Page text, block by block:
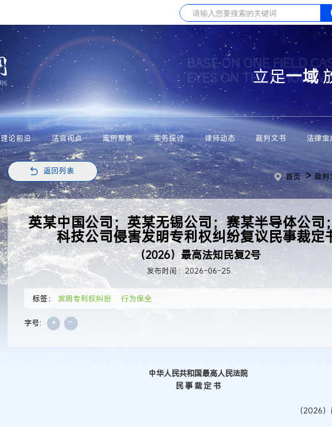
BASE ON ONE FIELD
EYES ON THE WHOLE
立足一域
理论前沿 法官视点 案例聚焦 实务探讨 律师动态 裁判文书 法律宝
返回列表
首页 >裁判
英某中国公司；英某无锡公司；赛某半导体公司
科技公司侵害发明专利权纠纷复议民事裁定
（2026）最高法知民复2号
发布时间：2026-06-25
标签： 发明专利权纠纷 行为保全
字号: + -
中华人民共和国最高人民法院
民 事 裁 定 书
（2026